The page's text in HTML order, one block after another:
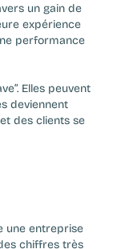
un gain de
expérience
performance
Elles peuvent
deviennent
des clients se
une entreprise
chiffres très